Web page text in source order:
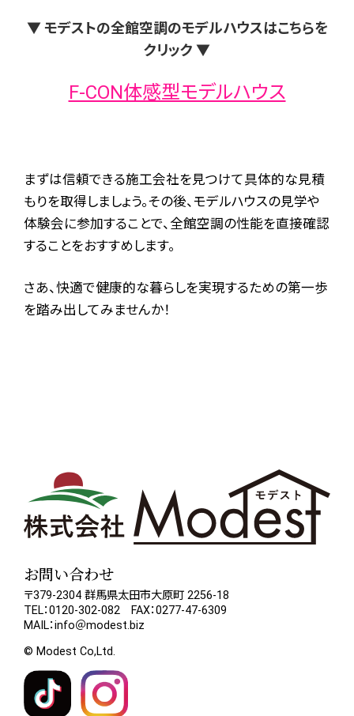
▼ モデストの全館空調のモデルハウスはこちらを
クリック ▼
F-CON体感型モデルハウス
まずは信頼できる施工会社を見つけて具体的な見積
もりを取得しましょう。その後、モデルハウスの見学や
体験会に参加することで、全館空調の性能を直接確認
することをおすすめします。
さあ、快適で健康的な暮らしを実現するための第一歩
を踏み出してみませんか！
お問い合わせ
〒379-2304 群馬県太田市大原町 2256-18
TEL：0120-302-082 FAX：0277-47-6309
MAIL：info＠modest.biz
© Modest Co,Ltd.